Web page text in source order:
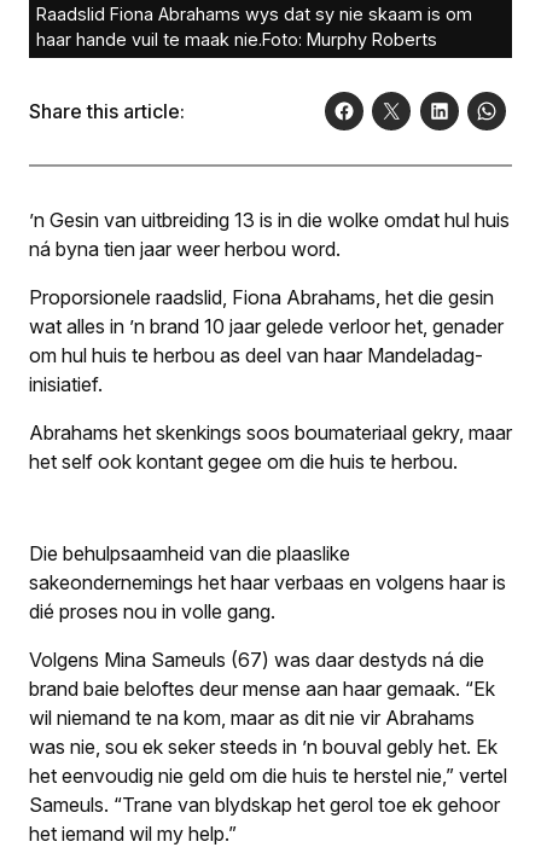
Raadslid Fiona Abrahams wys dat sy nie skaam is om
haar hande vuil te maak nie.Foto: Murphy Roberts
Share this article:
’n Gesin van uitbreiding 13 is in die wolke omdat hul huis
ná byna tien jaar weer herbou word.
Proporsionele raadslid, Fiona Abrahams, het die gesin
wat alles in ’n brand 10 jaar gelede verloor het, genader
om hul huis te herbou as deel van haar Mandeladag-
inisiatief.
Abrahams het skenkings soos boumateriaal gekry, maar
het self ook kontant gegee om die huis te herbou.
Die behulpsaamheid van die plaaslike
sakeondernemings het haar verbaas en volgens haar is
dié proses nou in volle gang.
Volgens Mina Sameuls (67) was daar destyds ná die
brand baie beloftes deur mense aan haar gemaak. “Ek
wil niemand te na kom, maar as dit nie vir Abrahams
was nie, sou ek seker steeds in ’n bouval gebly het. Ek
het eenvoudig nie geld om die huis te herstel nie,” vertel
Sameuls. “Trane van blydskap het gerol toe ek gehoor
het iemand wil my help.”